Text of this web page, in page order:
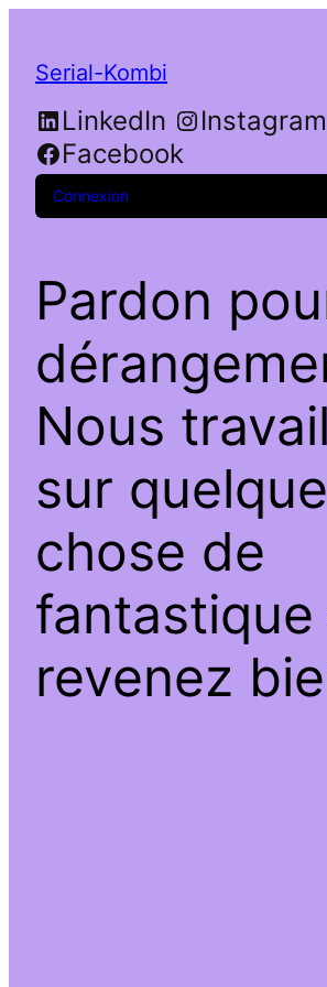
Serial-Kombi
LinkedIn
Instagram
Facebook
Connexion
Pardon
Nous
sur quelque
chose de
fantastique
revenez